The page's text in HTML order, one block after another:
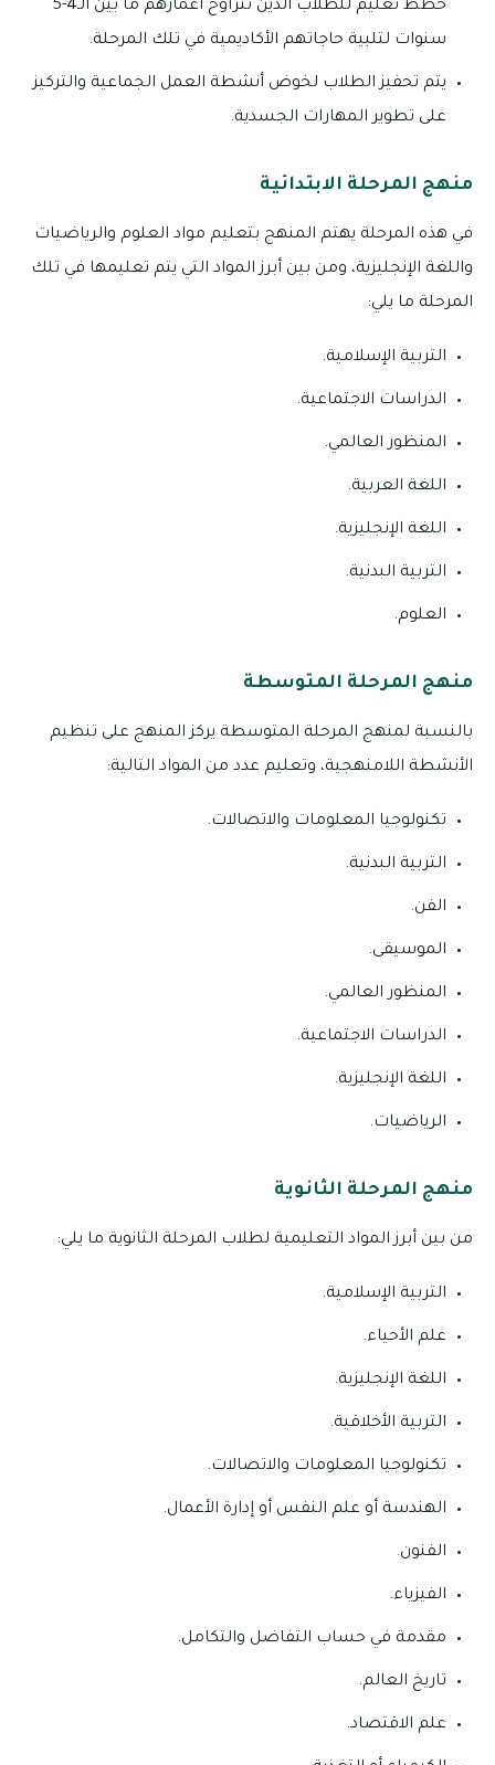
خطط تعليم للطلاب الذين تتراوح أعمارهم ما بين الـ4-5
سنوات لتلبية حاجاتهم الأكاديمية في تلك المرحلة.
يتم تحفيز الطلاب لخوض أنشطة العمل الجماعية والتركيز
على تطوير المهارات الجسدية.
منهج المرحلة الابتدائية
في هذه المرحلة يهتم المنهج بتعليم مواد العلوم والرياضيات
واللغة الإنجليزية، ومن بين أبرز المواد التي يتم تعليمها في تلك
المرحلة ما يلي:
التربية الإسلامية.
الدراسات الاجتماعية.
المنظور العالمي.
اللغة العربية.
اللغة الإنجليزية.
التربية البدنية.
العلوم.
منهج المرحلة المتوسطة
بالنسبة لمنهج المرحلة المتوسطة يركز المنهج على تنظيم
الأنشطة اللامنهجية، وتعليم عدد من المواد التالية:
تكنولوجيا المعلومات والاتصالات.
التربية البدنية.
الفن.
الموسيقى.
المنظور العالمي.
الدراسات الاجتماعية.
اللغة الإنجليزية.
الرياضيات.
منهج المرحلة الثانوية
من بين أبرز المواد التعليمية لطلاب المرحلة الثانوية ما يلي:
التربية الإسلامية.
علم الأحياء.
اللغة الإنجليزية.
التربية الأخلاقية.
تكنولوجيا المعلومات والاتصالات.
الهندسة أو علم النفس أو إدارة الأعمال.
الفنون.
الفيزياء.
مقدمة في حساب التفاضل والتكامل.
تاريخ العالم.
علم الاقتصاد.